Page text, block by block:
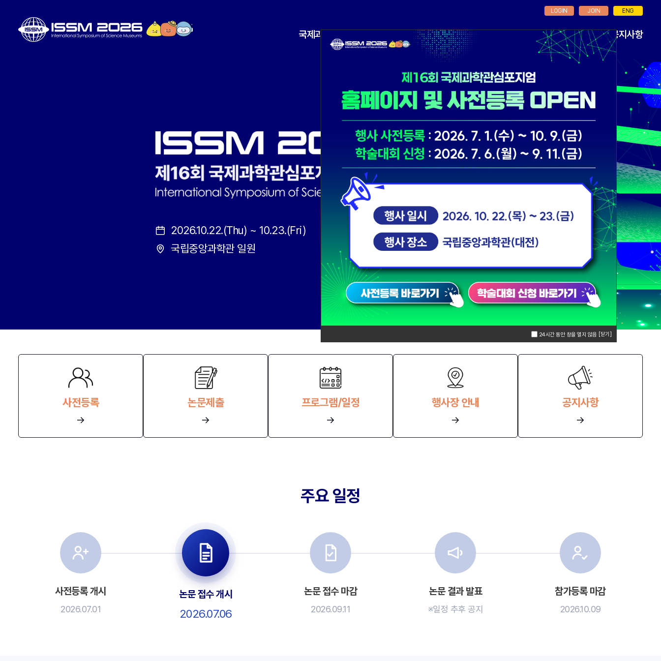
국제과학관심포지엄 프로그램 등록 공지사항
LOGIN JOIN ENG
2026.10.22.(Thu) ~ 10.23.(Fri)
국립중앙과학관 일원
사전등록
→
논문제출
→
프로그램/일정
→
행사장 안내
→
공지사항
→
주요 일정
사전등록 개시
2026.07.01
논문 접수 개시
2026.07.06
논문 접수 마감
2026.09.11
논문 결과 발표
※일정 추후 공지
참가등록 마감
2026.10.09
24시간 동안 창을 열지 않음 [닫기]